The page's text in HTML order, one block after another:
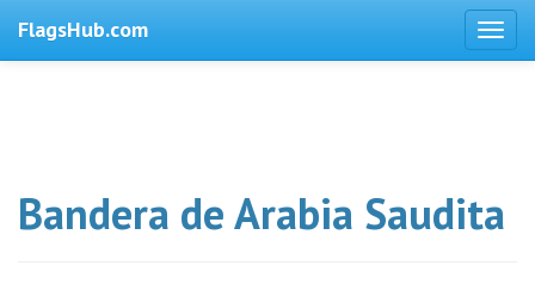
FlagsHub.com
Bandera de Arabia Saudita